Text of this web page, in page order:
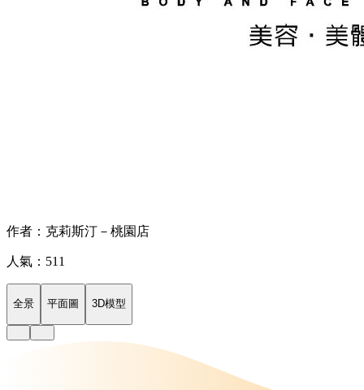
作者：克莉斯汀－桃園店
人氣：511
全景 平面圖 3D模型